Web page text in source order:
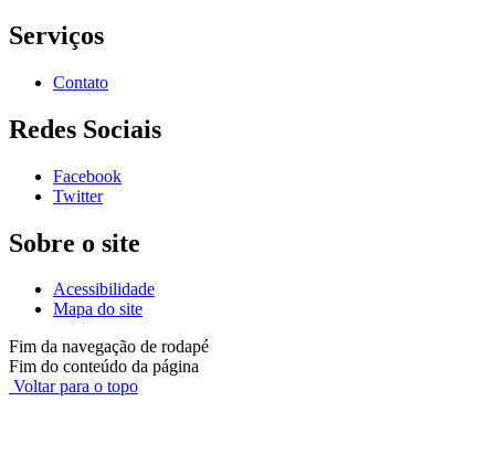
Serviços
Contato
Redes Sociais
Facebook
Twitter
Sobre o site
Acessibilidade
Mapa do site
Fim da navegação de rodapé
Fim do conteúdo da página
Voltar para o topo